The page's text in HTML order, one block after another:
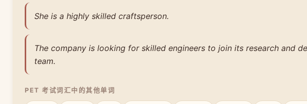
She is a highly skilled craftsperson.
The company is looking for skilled engineers to join its research and
team.
PET 考试词汇中的其他单词